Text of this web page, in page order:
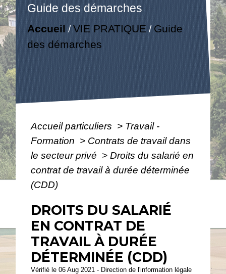
Guide des démarches
Accueil /VIE PRATIQUE / Guide
des démarches
Accueil particuliers > Travail -
Formation > Contrats de travail dans
le secteur privé > Droits du salarié en
contrat de travail à durée déterminée
(CDD)
DROITS DU SALARIÉ
EN CONTRAT DE
TRAVAIL À DURÉE
DÉTERMINÉE (CDD)
Vérifié le 06 Aug 2021 - Direction de l'information légale